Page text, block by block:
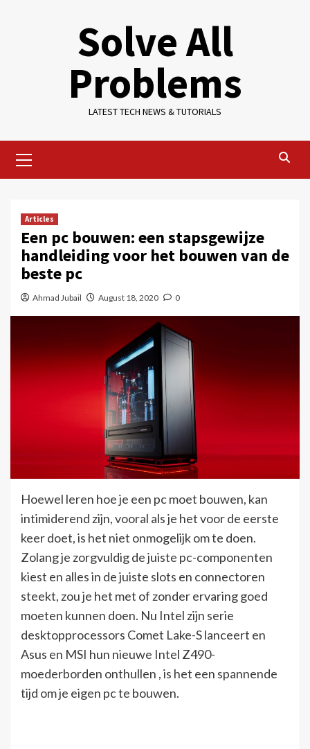
Solve All
Problems
LATEST TECH NEWS & TUTORIALS
Menu
Articles
Een pc bouwen: een stapsgewijze
handleiding voor het bouwen van de
beste pc
Ahmad Jubail August 18, 2020 0
Hoewel leren hoe je een pc moet bouwen, kan
intimiderend zijn, vooral als je het voor de eerste
keer doet, is het niet onmogelijk om te doen.
Zolang je zorgvuldig de juiste pc-componenten
kiest en alles in de juiste slots en connectoren
steekt, zou je het met of zonder ervaring goed
moeten kunnen doen. Nu Intel zijn serie
desktopprocessors Comet Lake-S lanceert en
Asus en MSI hun nieuwe Intel Z490-
moederborden onthullen , is het een spannende
tijd om je eigen pc te bouwen.